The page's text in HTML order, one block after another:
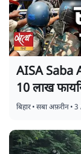
AISA Saba
10 लाख
खुलासा!
बिहार•सबा अफ़रीन•3